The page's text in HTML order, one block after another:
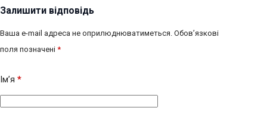
Залишити відповідь
Ваша e-mail адреса не оприлюднюватиметься. Обов’язкові
поля позначені *
Ім’я *